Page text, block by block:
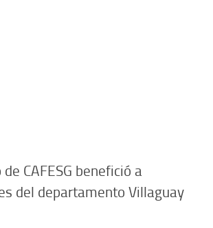
CAFESG benefició a
del departamento Villaguay